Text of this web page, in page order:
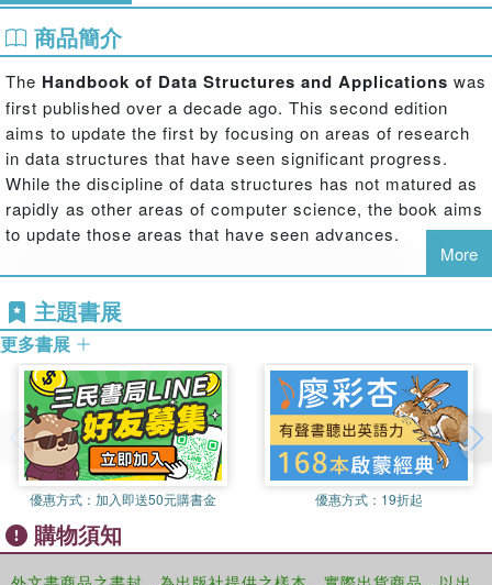
商品簡介
The Handbook of Data Structures and Applications was
first published over a decade ago. This second edition
aims to update the first by focusing on areas of research
in data structures that have seen significant progress.
While the discipline of data structures has not matured as
rapidly as other areas of computer science, the book aims
to update those areas that have seen advances.
Retaining the seven-part structure of the first edition, the
handbook begins with a review of introductory material,
followed by a discussion of well-known classes of data
structures, Priority Queues, Dictionary Structures, and
Multidimensional structures. The editors next analyze
miscellaneous data structures, which are well-known
structures that elude easy classification. The book then
addresses mechanisms and tools that were developed to
More
主題書展
更多書展
優惠方式： 加入即送50元購書金 優惠方式： 19折起
購物須知